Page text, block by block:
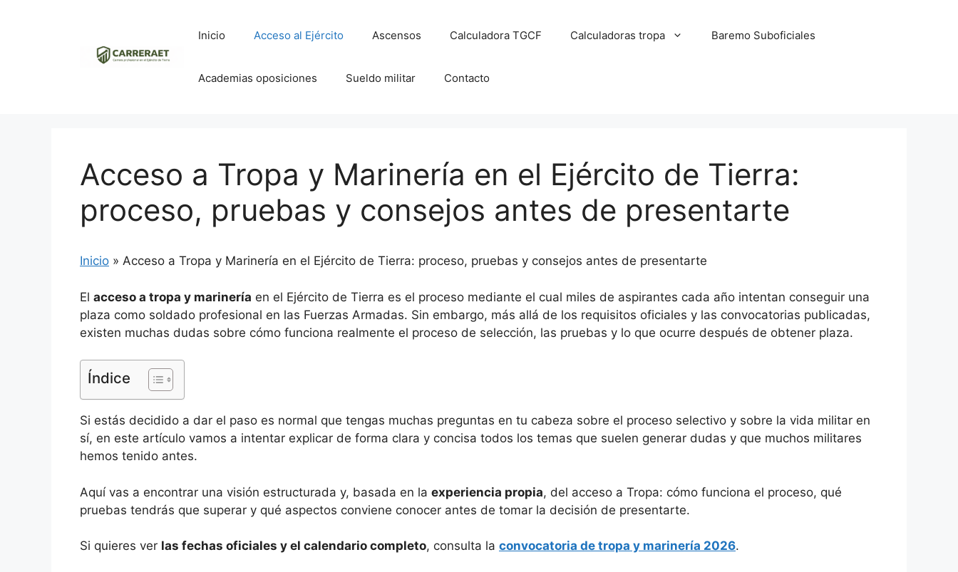
Inicio Acceso al Ejército Ascensos Calculadora TGCF Calculadoras tropa Baremo Suboficiales
Academias oposiciones Sueldo militar Contacto
Acceso a Tropa y Marinería en el Ejército de Tierra:
proceso, pruebas y consejos antes de presentarte
Inicio » Acceso a Tropa y Marinería en el Ejército de Tierra: proceso, pruebas y consejos antes de presentarte
El acceso a tropa y marinería en el Ejército de Tierra es el proceso mediante el cual miles de aspirantes cada año intentan conseguir una
plaza como soldado profesional en las Fuerzas Armadas. Sin embargo, más allá de los requisitos oficiales y las convocatorias publicadas,
existen muchas dudas sobre cómo funciona realmente el proceso de selección, las pruebas y lo que ocurre después de obtener plaza.
Índice
Si estás decidido a dar el paso es normal que tengas muchas preguntas en tu cabeza sobre el proceso selectivo y sobre la vida militar en
sí, en este artículo vamos a intentar explicar de forma clara y concisa todos los temas que suelen generar dudas y que muchos militares
hemos tenido antes.
Aquí vas a encontrar una visión estructurada y, basada en la experiencia propia, del acceso a Tropa: cómo funciona el proceso, qué
pruebas tendrás que superar y qué aspectos conviene conocer antes de tomar la decisión de presentarte.
Si quieres ver las fechas oficiales y el calendario completo, consulta la convocatoria de tropa y marinería 2026.